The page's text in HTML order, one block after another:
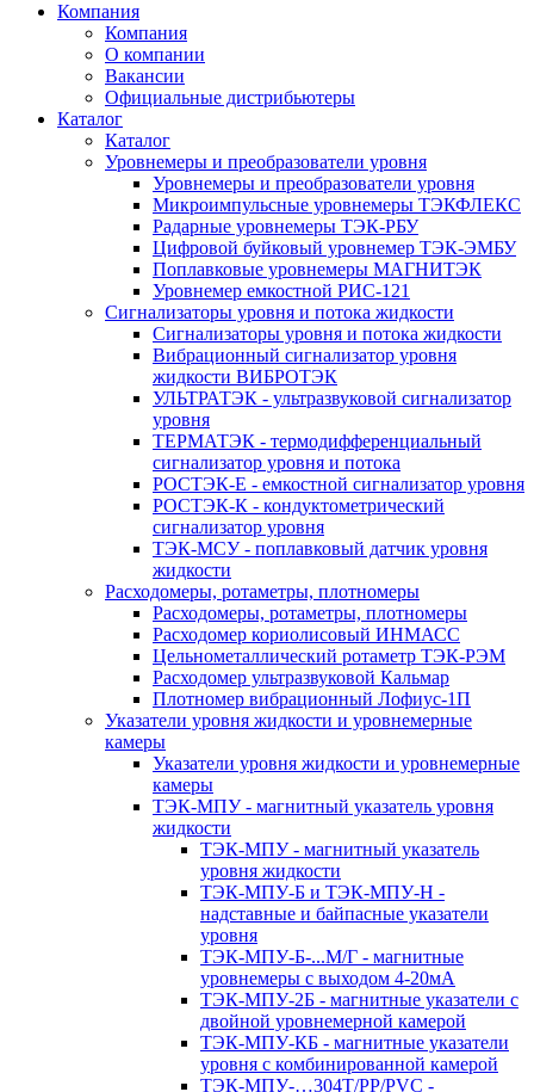
Компания
Компания
О компании
Вакансии
Официальные дистрибьютеры
Каталог
Каталог
Уровнемеры и преобразователи уровня
Уровнемеры и преобразователи уровня
Микроимпульсные уровнемеры ТЭКФЛЕКС
Радарные уровнемеры ТЭК-РБУ
Цифровой буйковый уровнемер ТЭК-ЭМБУ
Поплавковые уровнемеры МАГНИТЭК
Уровнемер емкостной РИС-121
Сигнализаторы уровня и потока жидкости
Сигнализаторы уровня и потока жидкости
Вибрационный сигнализатор уровня
жидкости ВИБРОТЭК
УЛЬТРАТЭК - ультразвуковой сигнализатор
уровня
ТЕРМАТЭК - термодифференциальный
сигнализатор уровня и потока
РОСТЭК-Е - емкостной сигнализатор уровня
РОСТЭК-К - кондуктометрический
сигнализатор уровня
ТЭК-МСУ - поплавковый датчик уровня
жидкости
Расходомеры, ротаметры, плотномеры
Расходомеры, ротаметры, плотномеры
Расходомер кориолисовый ИНМАСС
Цельнометаллический ротаметр ТЭК-РЭМ
Расходомер ультразвуковой Кальмар
Плотномер вибрационный Лофиус-1П
Указатели уровня жидкости и уровнемерные
камеры
Указатели уровня жидкости и уровнемерные
камеры
ТЭК-МПУ - магнитный указатель уровня
жидкости
ТЭК-МПУ - магнитный указатель
уровня жидкости
ТЭК-МПУ-Б и ТЭК-МПУ-Н -
надставные и байпасные указатели
уровня
ТЭК-МПУ-Б-...М/Г - магнитные
уровнемеры с выходом 4-20мА
ТЭК-МПУ-2Б - магнитные указатели с
двойной уровнемерной камерой
ТЭК-МПУ-КБ - магнитные указатели
уровня с комбинированной камерой
ТЭК-МПУ-…304Т/PP/PVC -